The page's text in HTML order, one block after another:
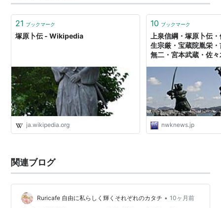
本武蔵と比べると少なく、知名度も地元や剣道関係者な
どを別とするといまひとつという感もあったが、津本陽
の小説を原作としたドラマが2011年に放映されている
http://d.hatena.ne.jp/keyword/%C4%CD%B8%B6%CB
%CE%C5%C1?kid=338428
主な弟子
塚原幹秀
北畠具教
21 ブックマーク
塚原卜伝 - Wikipedia
ja.wikipedia.org
10 ブックマーク
上泉信綱・塚原卜伝
生宗厳・宝蔵院胤栄
無二・宮本武蔵・佐
nwknews.jp
関連ブログ
Ruricafe 自由に私らしく輝くそれぞれのカタチ • 10ヶ月前